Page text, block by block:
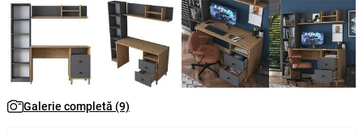
Galerie completă (9)